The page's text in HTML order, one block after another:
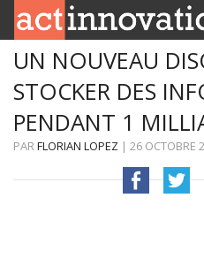
RUBRIQUES
INNOBOX
CONTACT
UN NOUVEAU
STOCKER DES
PENDANT 1
PARFLORIAN LOPEZ | 26 OCTOBRE